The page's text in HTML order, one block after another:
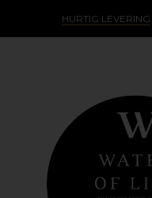
HURTIG LEVERING